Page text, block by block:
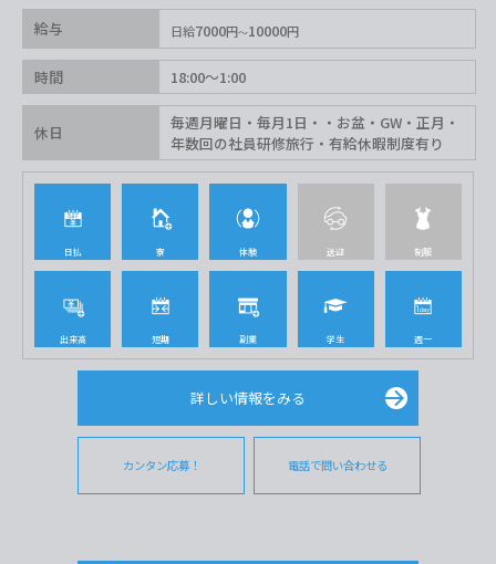
給与 日給7000円 10000円
時間 18:00〜1:00
休日
毎週月曜日・毎月1日・・お盆・GW・正月・
年数回の社員研修旅行・有給休暇制度有り
日払 寮 体験 送迎 制服
出来高 短期 副業 学生 週一
詳しい情報をみる
カンタン応募！ 電話で問い合わせる